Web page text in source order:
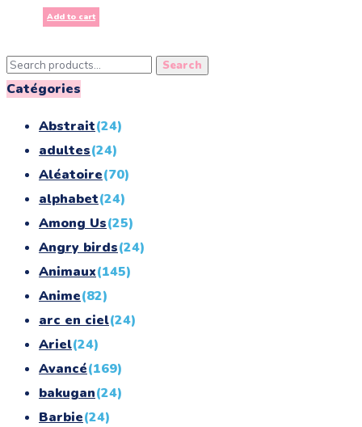
Add to cart
Search
for:
Search
Catégories
Abstrait(24)
adultes(24)
Aléatoire(70)
alphabet(24)
Among Us(25)
Angry birds(24)
Animaux(145)
Anime(82)
arc en ciel(24)
Ariel(24)
Avancé(169)
bakugan(24)
Barbie(24)